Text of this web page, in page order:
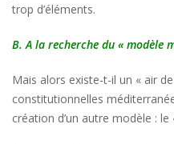
trop d’éléments.
B. A la recherche du « modèle
Mais alors existe-t-il un « air
constitutionnelles
création d’un autre modèle :